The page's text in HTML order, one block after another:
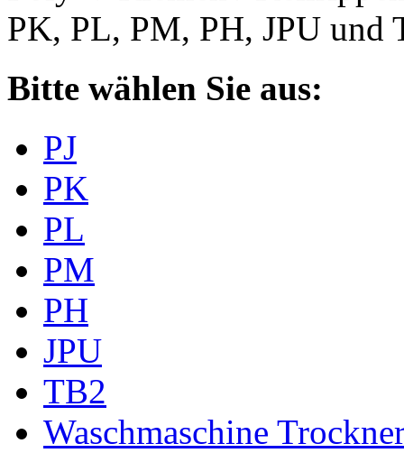
PK, PL, PM, PH, JPU und
Bitte wählen Sie aus:
PJ
PK
PL
PM
PH
JPU
TB2
Waschmaschine